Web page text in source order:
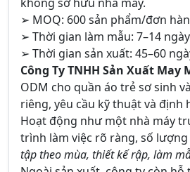
➢ MOQ: 600 sản phẩm/đơn
➢ Thời gian làm mẫu: 7–14
➢ Thời gian sản xuất: 45–60
Công Ty TNHH Sản Xuất May
ODM cho quần áo trẻ sơ sinh
riêng, yêu cầu kỹ thuật và
Hoạt động như một nhà máy
trình làm việc rõ ràng, số
tập theo mùa, thiết kế rập, làm